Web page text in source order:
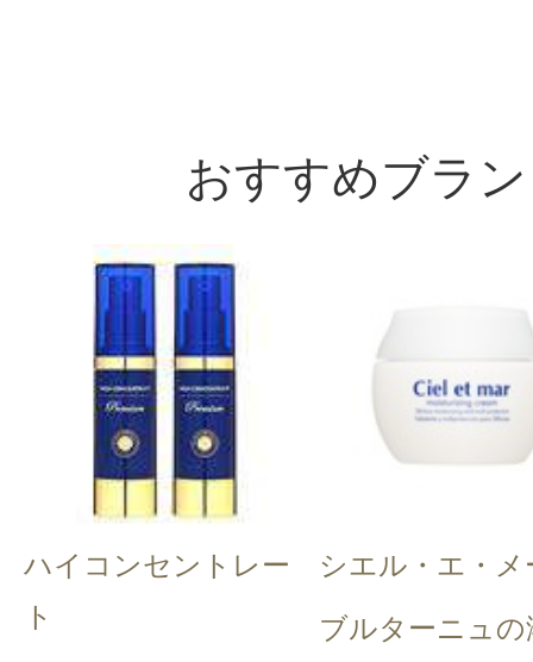
おすすめブラ
ハイコンセントレー
ト
シエル・エ・メ
ブルターニュの